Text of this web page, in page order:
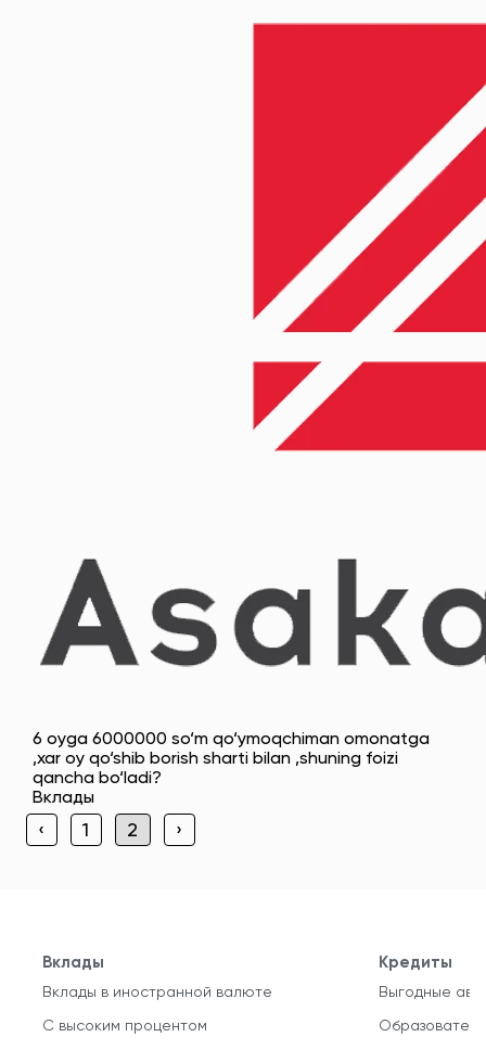
6 oyga 6000000 so‘m qo‘ymoqchiman omonatga
,xar oy qo‘shib borish sharti bilan ,shuning foizi
qancha bo‘ladi?
Вклады
‹ 1 2 ›
Вклады
Вклады в иностранной валюте
С высоким процентом
Кредиты
Выгодные